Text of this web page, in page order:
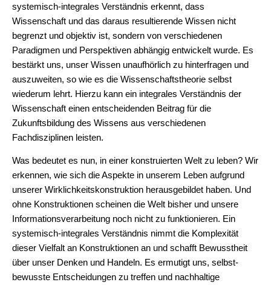
systemisch-integrales Verständnis erkennt, dass
Wissenschaft und das daraus resultierende Wissen nicht
begrenzt und objektiv ist, sondern von verschiedenen
Paradigmen und Perspektiven abhängig entwickelt wurde. Es
bestärkt uns, unser Wissen unaufhörlich zu hinterfragen und
auszuweiten, so wie es die Wissenschaftstheorie selbst
wiederum lehrt. Hierzu kann ein integrales Verständnis der
Wissenschaft einen entscheidenden Beitrag für die
Zukunftsbildung des Wissens aus verschiedenen
Fachdisziplinen leisten.
Was bedeutet es nun, in einer konstruierten Welt zu leben? Wir
erkennen, wie sich die Aspekte in unserem Leben aufgrund
unserer Wirklichkeitskonstruktion herausgebildet haben. Und
ohne Konstruktionen scheinen die Welt bisher und unsere
Informationsverarbeitung noch nicht zu funktionieren. Ein
systemisch-integrales Verständnis nimmt die Komplexität
dieser Vielfalt an Konstruktionen an und schafft Bewusstheit
über unser Denken und Handeln. Es ermutigt uns, selbst-
bewusste Entscheidungen zu treffen und nachhaltige